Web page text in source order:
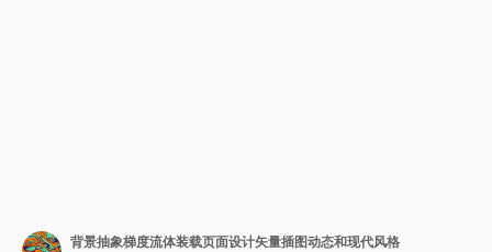
背景抽象梯度流体装载页面设计矢量插图动态和现代风格